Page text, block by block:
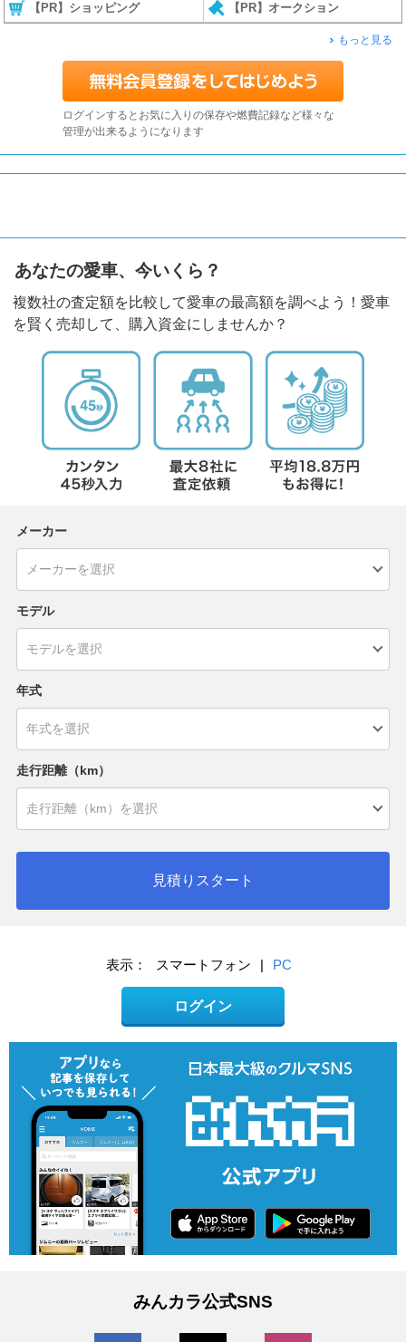
【PR】ショッピング 【PR】オークション
もっと見る
ログインするとお気に入りの保存や燃費記録など様々な
管理が出来るようになります
あなたの愛車、今いくら？
複数社の査定額を比較して愛車の最高額を調べよう！愛車
を賢く売却して、購入資金にしませんか？
メーカー
モデル
年式
走行距離（km）
見積りスタート
表示： スマートフォン | PC
ログイン
みんカラ公式SNS